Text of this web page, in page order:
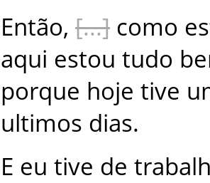
Então, como
aqui estou tudo
porque hoje tive
ultimos dias.
E eu tive de